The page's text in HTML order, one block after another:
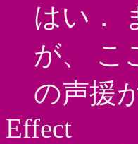
はい．
が、 こ
の声援
Effect